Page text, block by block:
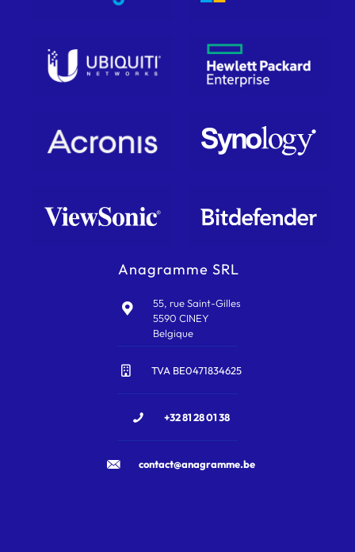
Anagramme SRL
55, rue Saint-Gilles
5590 CINEY
Belgique
TVA BE0471834625
+32 81 28 01 38
contact@anagramme.be